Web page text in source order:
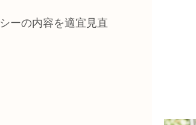
ーの内容を適宜見直